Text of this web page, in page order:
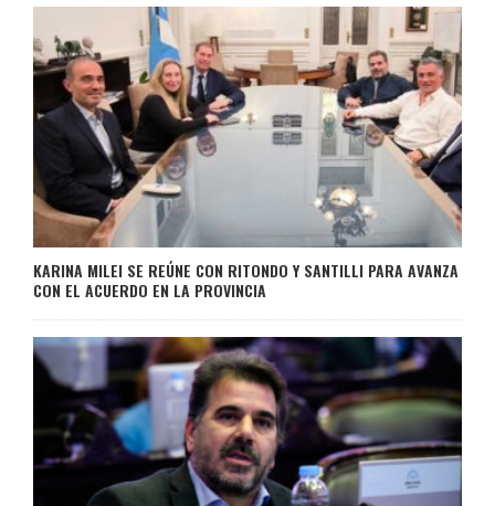
KARINA MILEI SE REÚNE CON RITONDO Y SANTILLI PARA AVANZA
CON EL ACUERDO EN LA PROVINCIA